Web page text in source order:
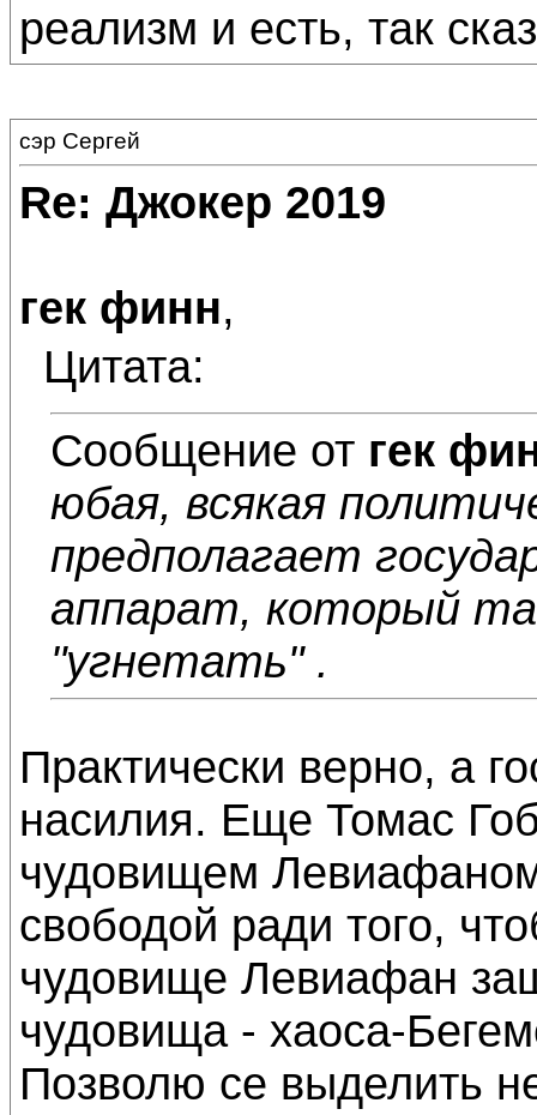
реализм и есть, так
сэр Сергей
Re: Джокер 2019
гек финн,
Цитата:
Сообщение от гек
юбая, всякая
предполагает
аппарат, который
"угнетать" .
Практически верно, а
насилия. Еще Томас
чудовищем
свободой ради того,
чудовище Левиафан
чудовища - хаоса-
Позволю се выделить